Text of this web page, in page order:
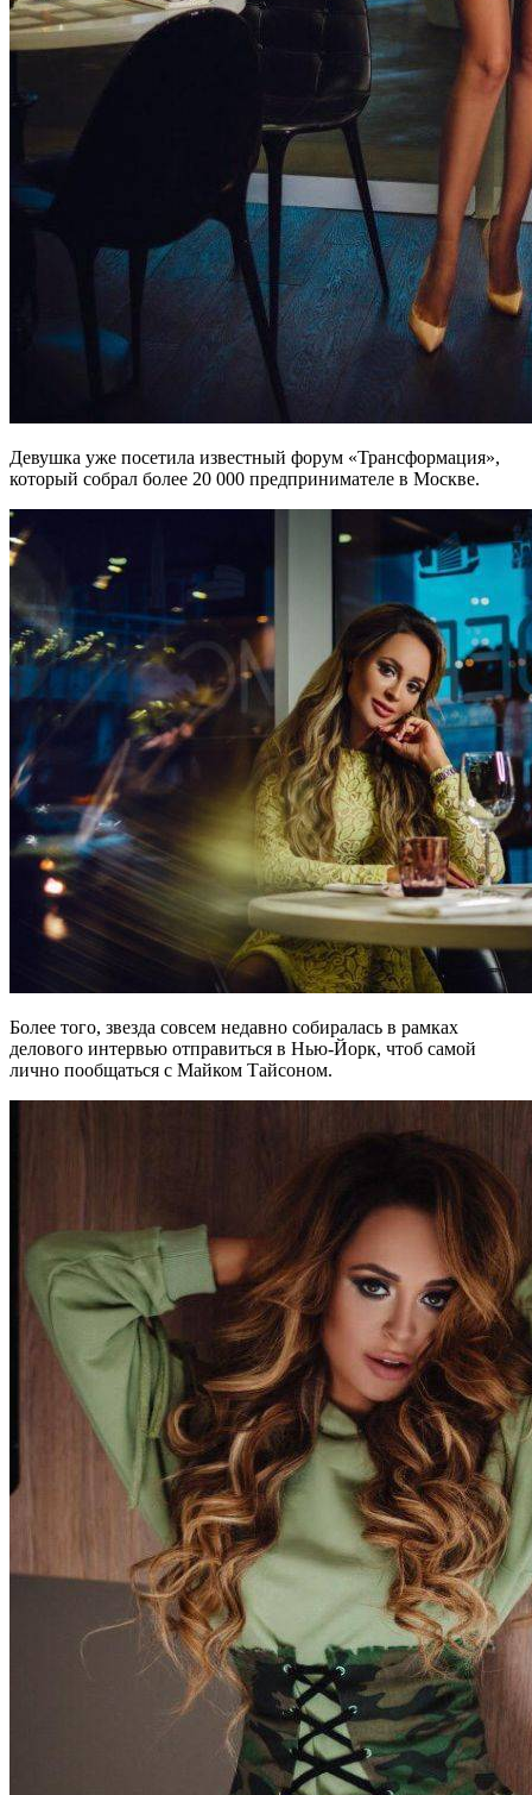
Девушка уже посетила известный форум «Трансформация»,
который собрал более 20 000 предпринимателе в Москве.
Более того, звезда совсем недавно собиралась в рамках
делового интервью отправиться в Нью-Йорк, чтоб самой
лично пообщаться с Майком Тайсоном.